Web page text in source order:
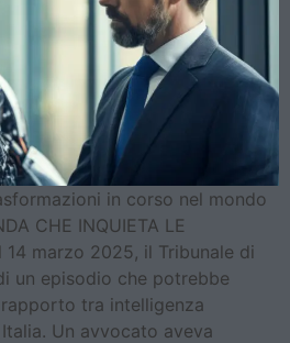
in corso nel mondo
CHE INQUIETA LE
14 marzo 2025, il Tribunale di
un episodio che potrebbe
tra intelligenza
Un avvocato aveva